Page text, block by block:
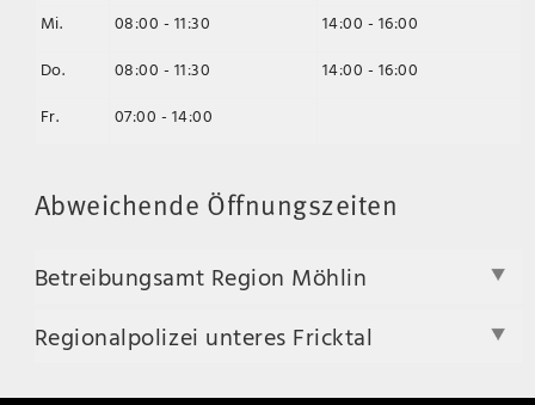
Mi.
08:00 - 11:30
14:00 - 16:00
Do.
08:00 - 11:30
14:00 - 16:00
Fr.
07:00 - 14:00
Abweichende Öffnungszeiten
Betreibungsamt Region Möhlin
Regionalpolizei unteres Fricktal